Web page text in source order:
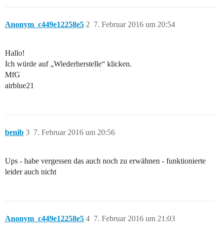
Anonym_c449e12258e5 7. Februar 2016 um 20:54
2
Hallo!
Ich würde auf „Wiederherstelle“ klicken.
MfG
airblue21
benib 7. Februar 2016 um 20:56
3
Ups - habe vergessen das auch noch zu erwähnen - funktionierte
leider auch nicht
Anonym_c449e12258e5 7. Februar 2016 um 21:03
4